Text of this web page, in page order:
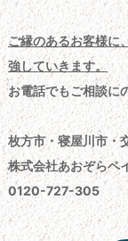
ご縁のあるお客様に
強していきます。
お電話でもご相談に
枚方市・寝屋川市・
株式会社あおぞら
0120-727-305